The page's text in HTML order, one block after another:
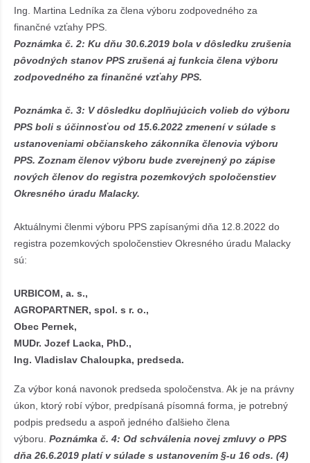
Ing. Martina Ledníka za člena výboru zodpovedného za
finančné vzťahy PPS.
Poznámka č. 2: Ku dňu 30.6.2019 bola v dôsledku zrušenia
pôvodných stanov PPS zrušená aj funkcia člena výboru
zodpovedného za finančné vzťahy PPS.
Poznámka č. 3: V dôsledku doplňujúcich volieb do výboru
PPS boli s účinnosťou od 15.6.2022 zmenení v súlade s
ustanoveniami občianskeho zákonníka členovia výboru
PPS. Zoznam členov výboru bude zverejnený po zápise
nových členov do registra pozemkových spoločenstiev
Okresného úradu Malacky.
Aktuálnymi členmi výboru PPS zapísanými dňa 12.8.2022 do
registra pozemkových spoločenstiev Okresného úradu Malacky
sú:
URBICOM, a. s.,
AGROPARTNER, spol. s r. o.,
Obec Pernek,
MUDr. Jozef Lacka, PhD.,
Ing. Vladislav Chaloupka, predseda.
Za výbor koná navonok predseda spoločenstva. Ak je na právny
úkon, ktorý robí výbor, predpísaná písomná forma, je potrebný
podpis predsedu a aspoň jedného ďalšieho člena
výboru. Poznámka č. 4: Od schválenia novej zmluvy o PPS
dňa 26.6.2019 platí v súlade s ustanovením §-u 16 ods. (4)